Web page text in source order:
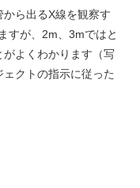
ら出るX線を観察す
すが、2m、3mではと
よくわかります（写
クトの指示に従った